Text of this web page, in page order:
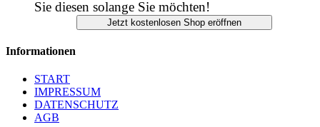
Sie diesen solange Sie möchten!
Informationen
START
IMPRESSUM
DATENSCHUTZ
AGB